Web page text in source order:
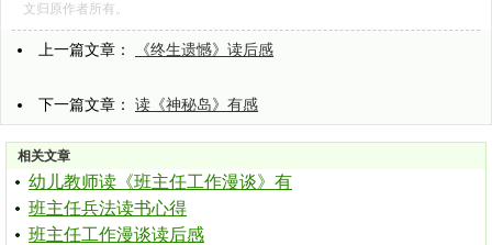
文归原作者所有。
上一篇文章： 《终生遗憾》读后感
下一篇文章： 读《神秘岛》有感
相关文章
幼儿教师读《班主任工作漫谈》有
班主任兵法读书心得
班主任工作漫谈读后感